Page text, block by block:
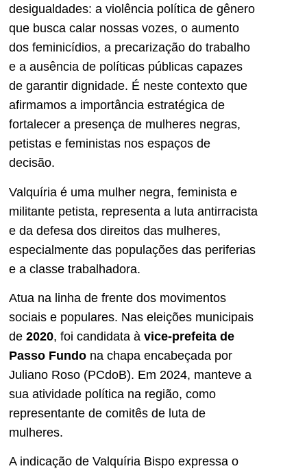
desigualdades: a violência política de gênero
que busca calar nossas vozes, o aumento
dos feminicídios, a precarização do trabalho
e a ausência de políticas públicas capazes
de garantir dignidade. É neste contexto que
afirmamos a importância estratégica de
fortalecer a presença de mulheres negras,
petistas e feministas nos espaços de
decisão.
Valquíria é uma mulher negra, feminista e
militante petista, representa a luta antirracista
e da defesa dos direitos das mulheres,
especialmente das populações das periferias
e a classe trabalhadora.
Atua na linha de frente dos movimentos
sociais e populares. Nas eleições municipais
de 2020, foi candidata à vice-prefeita de
Passo Fundo na chapa encabeçada por
Juliano Roso (PCdoB). Em 2024, manteve a
sua atividade política na região, como
representante de comitês de luta de
mulheres.
A indicação de Valquíria Bispo expressa o